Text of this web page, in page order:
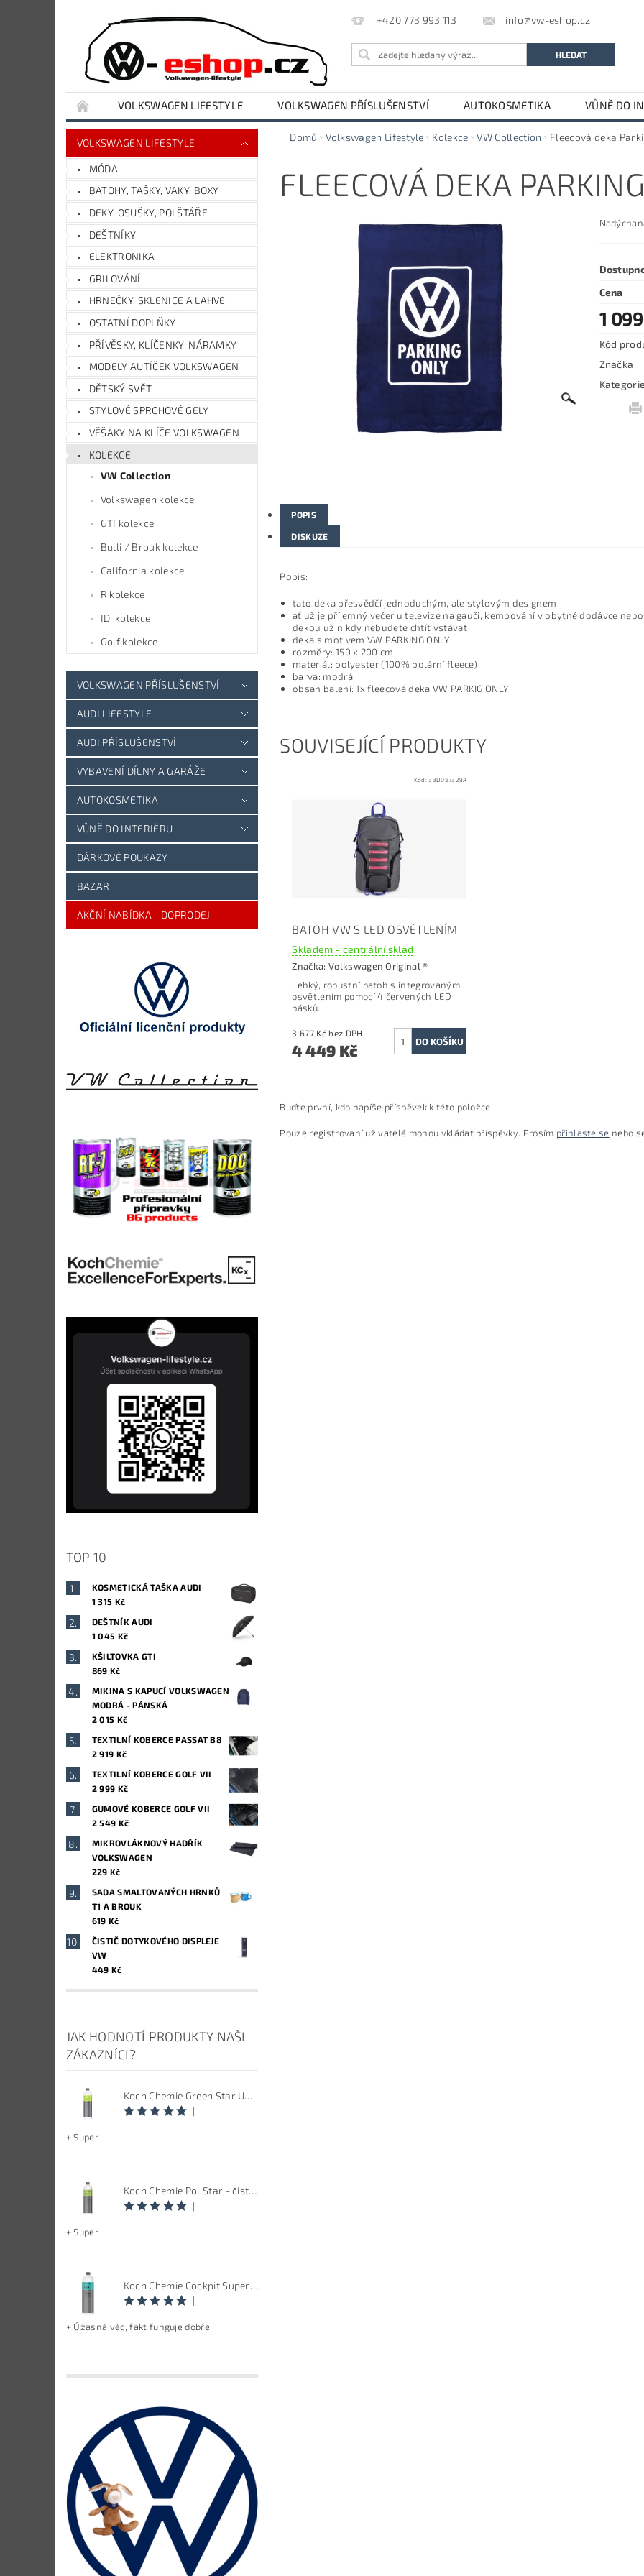
+420 773 993 113 info@vw-eshop.cz
VOLKSWAGEN LIFESTYLE VOLKSWAGEN PŘÍSLUŠENSTVÍ AUTOKOSMETIKA
VŮNĚ DO
VYBAVENÍ DÍLNY A GARÁŽE
AUDI LIFESTYLE AUDI PŘÍSLUŠENSTVÍ
VOLKSWAGEN LIFESTYLE
MÓDA
BATOHY, TAŠKY, VAKY, BOXY
DEKY, OSUŠKY, POLŠTÁŘE
DEŠTNÍKY
ELEKTRONIKA
GRILOVÁNÍ
HRNEČKY, SKLENICE A LAHVE
OSTATNÍ DOPLŇKY
PŘÍVĚSKY, KLÍČENKY, NÁRAMKY
MODELY AUTÍČEK VOLKSWAGEN
DĚTSKÝ SVĚT
STYLOVÉ SPRCHOVÉ GELY
VĚŠÁKY NA KLÍČE VOLKSWAGEN
KOLEKCE
VW Collection
Volkswagen kolekce
GTI kolekce
Bulli / Brouk kolekce
California kolekce
R kolekce
ID. kolekce
Golf kolekce
VOLKSWAGEN PŘÍSLUŠENSTVÍ
AUDI LIFESTYLE
AUDI PŘÍSLUŠENSTVÍ
VYBAVENÍ DÍLNY A GARÁŽE
AUTOKOSMETIKA
VŮNĚ DO INTERIÉRU
DÁRKOVÉ POUKAZY
BAZAR
AKČNÍ NABÍDKA - DOPRODEJ
TOP 10
KOSMETICKÁ TAŠKA AUDI
1 315 Kč
DEŠTNÍK AUDI
1 045 Kč
KŠILTOVKA GTI
869 Kč
MIKINA S KAPUCÍ VOLKSWAGEN
MODRÁ - PÁNSKÁ
2 015 Kč
TEXTILNÍ KOBERCE PASSAT B8
2 919 Kč
TEXTILNÍ KOBERCE GOLF VII
2 999 Kč
GUMOVÉ KOBERCE GOLF VII
2 549 Kč
MIKROVLÁKNOVÝ HADŘÍK
VOLKSWAGEN
229 Kč
SADA SMALTOVANÝCH HRNKŮ
T1 A BROUK
619 Kč
ČISTIČ DOTYKOVÉHO DISPLEJE
VW
449 Kč
JAK HODNOTÍ PRODUKTY NAŠI
ZÁKAZNÍCI?
Koch Chemie Green Star Univerzal - Univerzální čistič
|
+ Super
Koch Chemie Pol Star - čistič kůže, textilu a alcantary, objem 1 L
|
+ Super
Koch Chemie Cockpit Super Pflege - ošetření vnitřních plastů, objem: 1 L
|
+ Úžasná věc, fakt funguje dobře
Domů Volkswagen Lifestyle Kolekce VW Collection Fleecová deka
FLEECOVÁ DEKA
Cena
1
Kód
Značka
Kategorie
POPIS
DISKUZE
Popis:
tato deka přesvědčí jednoduchým, ale stylovým designem
ať už je příjemný večer u televize na gauči, kempování v obytné dodávce
dekou už nikdy nebudete chtít vstávat
deka s motivem VW PARKING ONLY
rozměry: 150 x 200 cm
materiál: polyester (100% polární fleece)
barva: modrá
obsah balení: 1x fleecová deka VW PARKIG ONLY
SOUVISEJÍCÍ PRODUKTY
Kód:33D087329A
BATOH VW S LED OSVĚTLENÍM
Skladem - centrální sklad
Značka: Volkswagen Original ®
Lehký, robustní batoh s integrovaným
osvětlením pomocí 4 červených LED
pásků.
3 677 Kč bez DPH
4 449 Kč
Buďte první, kdo napíše příspěvek k této položce.
Pouze registrovaní uživatelé mohou vkládat příspěvky. Prosím přihlaste se nebo